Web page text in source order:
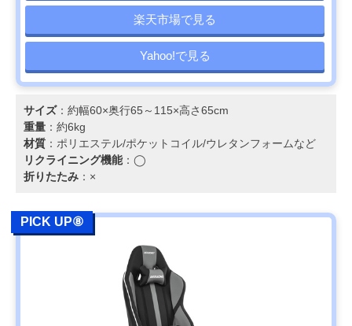
楽天市場で見る
Yahoo!で見る
サイズ：約幅60×奥行65～115×高さ65cm
重量 ：約6kg
材質 ：ポリエステル/ポケットコイル/ウレタンフォームなど
リクライニング機能：◯
折りたたみ ：×
PICK UP⑧